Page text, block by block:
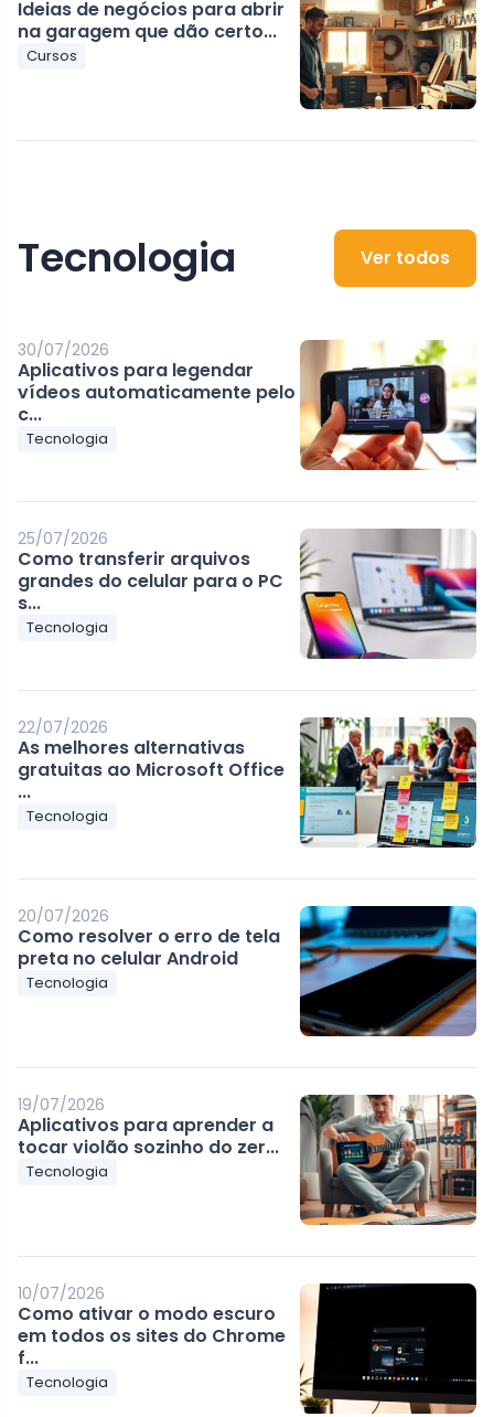
Ideias de negócios para abrir
na garagem que dão certo...
Cursos
Tecnologia Ver todos
30/07/2026
Aplicativos para legendar
vídeos automaticamente pelo
c...
Tecnologia
25/07/2026
Como transferir arquivos
grandes do celular para o PC
s...
Tecnologia
22/07/2026
As melhores alternativas
gratuitas ao Microsoft Office
...
Tecnologia
20/07/2026
Como resolver o erro de tela
preta no celular Android
Tecnologia
19/07/2026
Aplicativos para aprender a
tocar violão sozinho do zer...
Tecnologia
10/07/2026
Como ativar o modo escuro
em todos os sites do Chrome
f...
Tecnologia